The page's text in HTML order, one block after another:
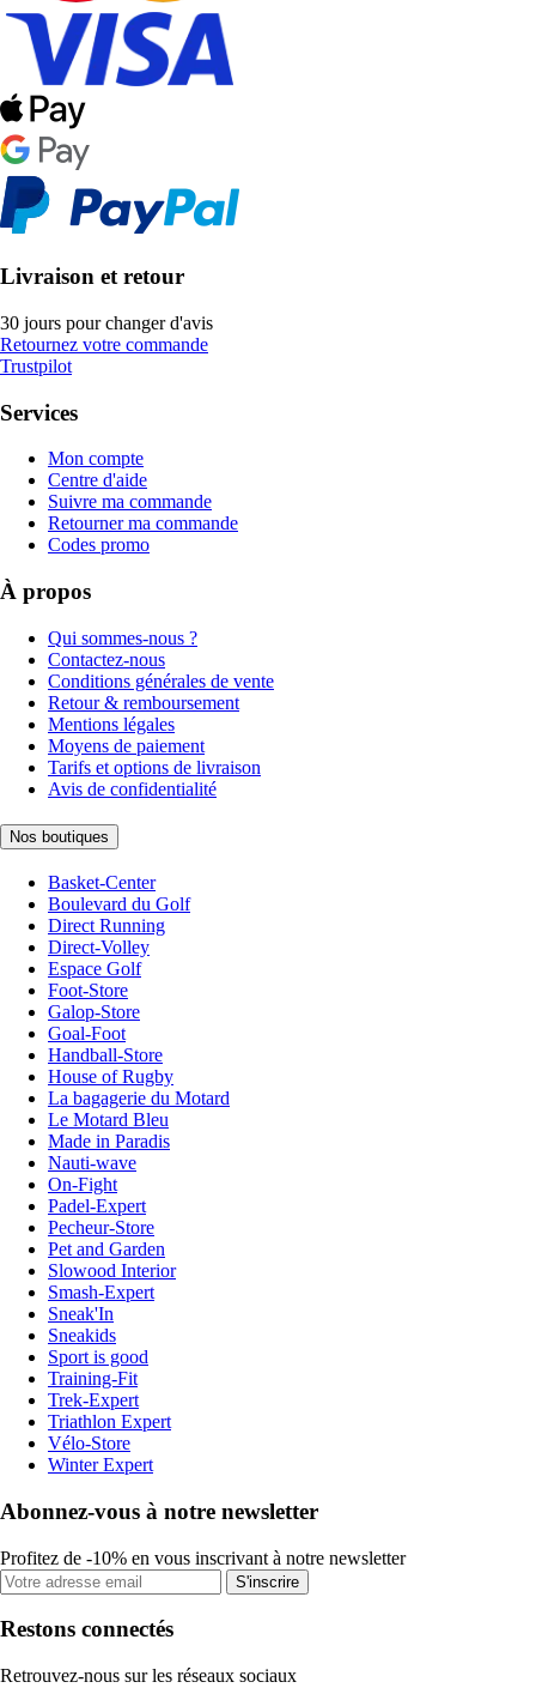
Livraison et retour
30 jours pour changer d'avis
Retournez votre commande
Trustpilot
Services
Mon compte
Centre d'aide
Suivre ma commande
Retourner ma commande
Codes promo
À propos
Qui sommes-nous ?
Contactez-nous
Conditions générales de vente
Retour & remboursement
Mentions légales
Moyens de paiement
Tarifs et options de livraison
Avis de confidentialité
Nos boutiques
Basket-Center
Boulevard du Golf
Direct Running
Direct-Volley
Espace Golf
Foot-Store
Galop-Store
Goal-Foot
Handball-Store
House of Rugby
La bagagerie du Motard
Le Motard Bleu
Made in Paradis
Nauti-wave
On-Fight
Padel-Expert
Pecheur-Store
Pet and Garden
Slowood Interior
Smash-Expert
Sneak'In
Sneakids
Sport is good
Training-Fit
Trek-Expert
Triathlon Expert
Vélo-Store
Winter Expert
Abonnez-vous à notre newsletter
Profitez de -10% en vous inscrivant à notre newsletter
S'inscrire
Restons connectés
Retrouvez-nous sur les réseaux sociaux